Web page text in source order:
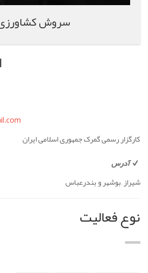
سروش
کارگزار رسمی گمرک جمهوری اسلامی ایران
آدرس
شیراز ,بوشهر و بندرعباس
نوع فعالیت